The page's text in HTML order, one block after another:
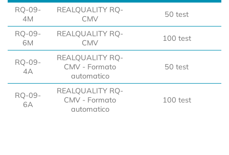
CODICE
PRODOTTO CONFEZIONAMENTO
RQ-09-
4M
REALQUALITY RQ-
CMV
50 test
RQ-09-
6M
REALQUALITY RQ-
CMV
100 test
RQ-09-
4A
REALQUALITY RQ-
CMV - Formato
automatico
50 test
RQ-09-
6A
REALQUALITY RQ-
CMV - Formato
automatico
100 test